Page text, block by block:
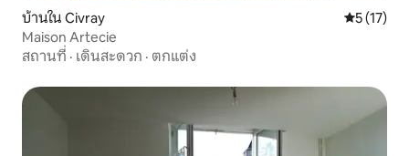
บ้านใน Civray คะแนนเฉลี่
5 (17)
Maison Artecie
สถานที่ · เดินสะดวก · ตกแต่ง